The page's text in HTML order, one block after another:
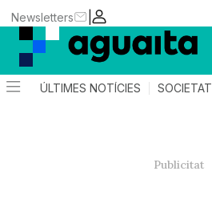
|
Newsletters
ÚLTIMES NOTÍCIES SOCIETAT